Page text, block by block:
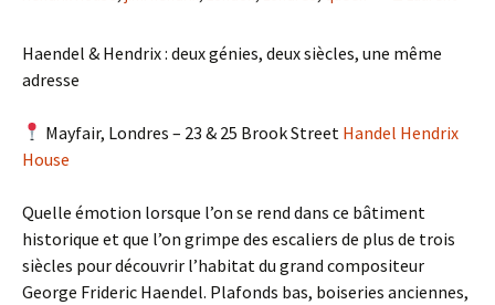
Haendel & Hendrix : deux génies, deux siècles, une même
adresse
Mayfair, Londres – 23 & 25 Brook Street Handel Hendrix
House
Quelle émotion lorsque l’on se rend dans ce bâtiment
historique et que l’on grimpe des escaliers de plus de trois
siècles pour découvrir l’habitat du grand compositeur
George Frideric Haendel. Plafonds bas, boiseries anciennes,